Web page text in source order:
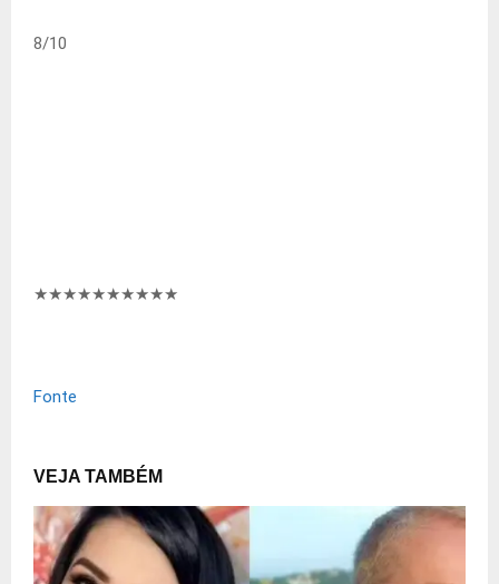
8/10
★★★★★★★★★★
Fonte
VEJA TAMBÉM